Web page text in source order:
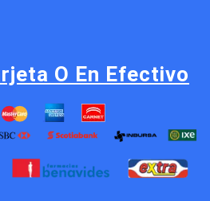
O En Efectivo